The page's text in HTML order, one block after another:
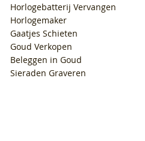
Horlogebatterij Vervangen
Horlogemaker
Gaatjes Schieten
Goud Verkopen
Beleggen in Goud
Sieraden Graveren